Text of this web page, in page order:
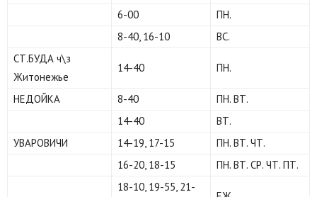
6-00
ПН.
8-40, 16-10
ВС.
СТ.БУДА ч\з
Житонежье
14-40 ПН.
НЕДОЙКА 8-40
ПН. ВТ.
14-40
ВТ.
УВАРОВИЧИ
14-19, 17-15
ПН. ВТ. ЧТ.
16-20, 18-15
ПН. ВТ. СР. ЧТ. ПТ.
18-10, 19-55, 21-